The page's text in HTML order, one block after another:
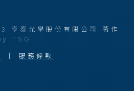
泰光學股份有限公司 著作
TSG
服務條款